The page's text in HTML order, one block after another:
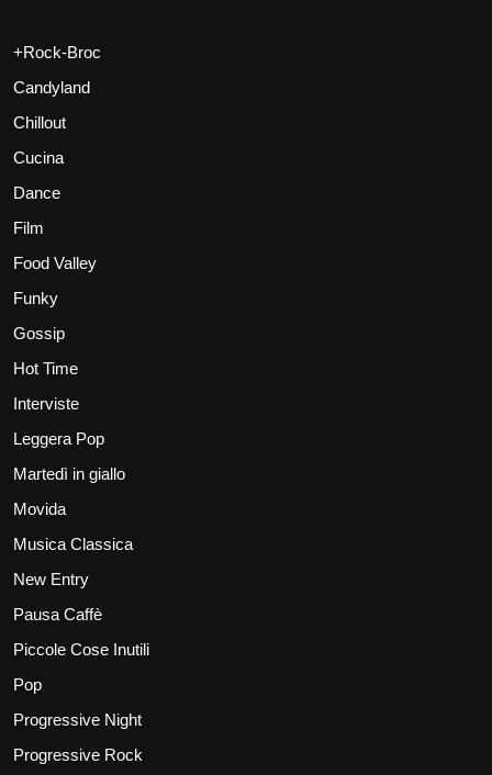
+Rock-Broc
Candyland
Chillout
Cucina
Dance
Film
Food Valley
Funky
Gossip
Hot Time
Interviste
Leggera Pop
Martedì in giallo
Movida
Musica Classica
New Entry
Pausa Caffè
Piccole Cose Inutili
Pop
Progressive Night
Progressive Rock